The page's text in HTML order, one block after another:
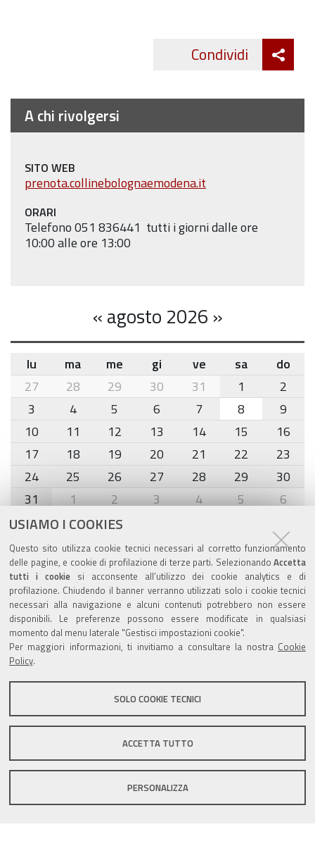
USIAMO I COOKIES
Questo sito utilizza cookie tecnici necessari al corretto funzionamento
delle pagine, e cookie di profilazione di terze parti. Selezionando Accetta
tutti i cookiesi acconsente all’utilizzo dei cookie analytics e di
profilazione. Chiudendo il banner verranno utilizzati solo i cookie tecnici
necessari alla navigazione e alcuni contenuti potrebbero non essere
disponibili. Le preferenze possono essere modificate in qualsiasi
momento dal menu laterale "Gestisci impostazioni cookie".
Per maggiori informazioni, ti invitiamo a consultare la nostra Cookie
Policy.
SOLO COOKIE TECNICI
ACCETTA TUTTO
PERSONALIZZA
Condividi
A chi rivolgersi
SITO WEB
prenota.collinebolognaemodena.it
ORARI
Telefono 051 836441 tutti i giorni dalle ore
10:00 alle ore 13:00
«agosto 2026 »
month-
8
lu ma me gi ve sa
do
27
28 29 30 31 1
2
3
4 5 6 7 8
9
10
11 12 13 14 15
16
17
18 19 20 21 22
23
24
25 26 27 28 29
30
31
1 2 3 4 5 6
Agenda eventi
torna alla sezione
Valuta questo sito
Sito istituzionale Comune di Zola Predosa
DPO |Accessibilità